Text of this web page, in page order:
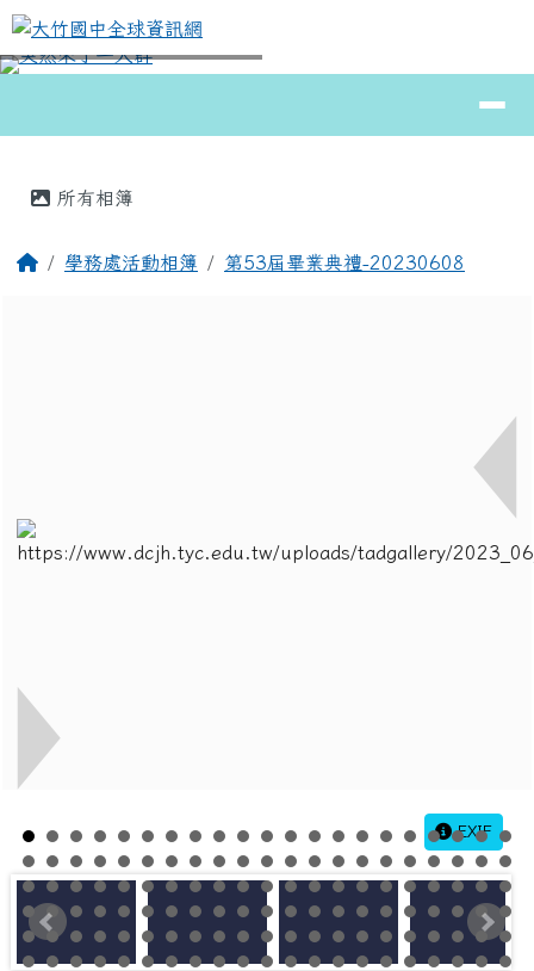
跳至主內容區
大竹國中全球資訊網
⏸
所有相簿
回首頁學務處活動相簿 第53屆畢業典禮-20230608
EXIF